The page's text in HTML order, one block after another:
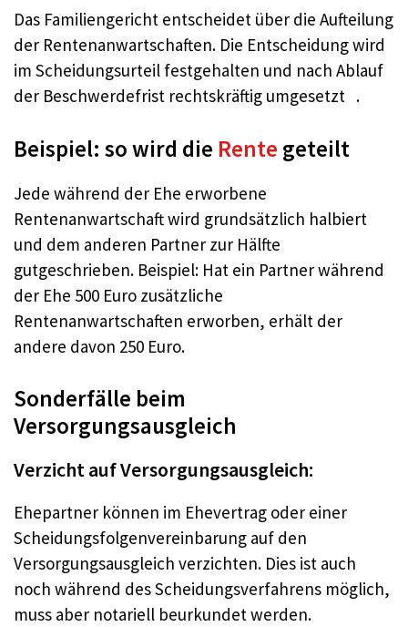
Das Familiengericht entscheidet über die Aufteilung
der Rentenanwartschaften. Die Entscheidung wird
im Scheidungsurteil festgehalten und nach Ablauf
der Beschwerdefrist rechtskräftig umgesetzt .
Beispiel: so wird die Rente geteilt
Jede während der Ehe erworbene
Rentenanwartschaft wird grundsätzlich halbiert
und dem anderen Partner zur Hälfte
gutgeschrieben. Beispiel: Hat ein Partner während
der Ehe 500 Euro zusätzliche
Rentenanwartschaften erworben, erhält der
andere davon 250 Euro.
Sonderfälle beim
Versorgungsausgleich
Verzicht auf Versorgungsausgleich:
Ehepartner können im Ehevertrag oder einer
Scheidungsfolgenvereinbarung auf den
Versorgungsausgleich verzichten. Dies ist auch
noch während des Scheidungsverfahrens möglich,
muss aber notariell beurkundet werden.